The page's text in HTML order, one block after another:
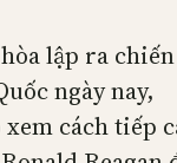
lập ra chiến
ngày nay,
cách tiếp